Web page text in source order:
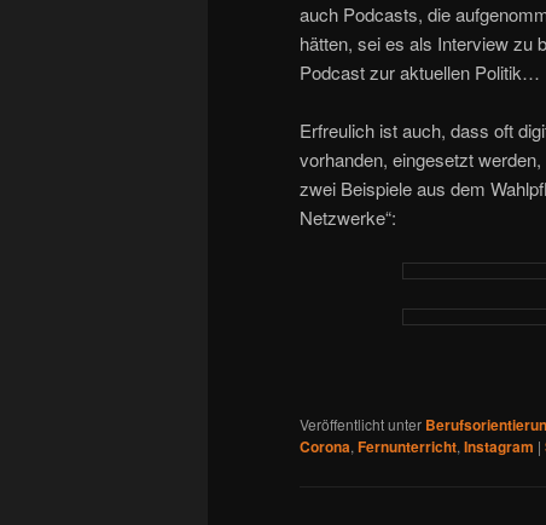
auch Podcasts, die
hätten, sei es als Interview zu
Podcast zur aktuellen Politik…
Erfreulich ist auch, dass oft
vorhanden, eingesetzt
zwei Beispiele aus dem
Netzwerke“:
Veröffentlicht unter
Corona, Fernunterricht, Instagram |